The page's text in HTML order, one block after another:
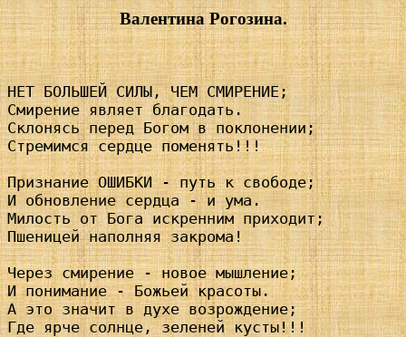
Валентина Рогозина.
НЕТ БОЛЬШЕЙ СИЛЫ, ЧЕМ СМИРЕНИЕ;
Смирение являет благодать.
Склонясь перед Богом в поклонении;
Стремимся сердце поменять!!!
Признание ОШИБКИ - путь к свободе;
И обновление сердца - и ума.
Милость от Бога искренним приходит;
Пшеницей наполняя закрома!
Через смирение - новое мышление;
И понимание - Божьей красоты.
А это значит в духе возрождение;
Где ярче солнце, зеленей кусты!!!